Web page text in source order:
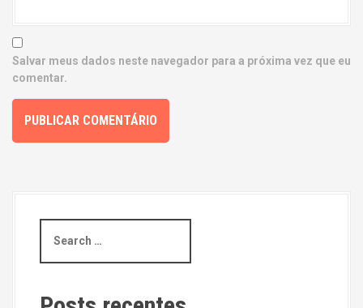
Salvar meus dados neste navegador para a próxima vez que eu
comentar.
a
c